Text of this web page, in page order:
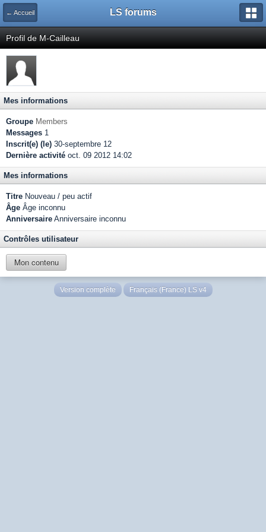
← Accueil LS forums
Profil de M-Cailleau
Mes informations
Groupe Members
Messages 1
Inscrit(e) (le) 30-septembre 12
Dernière activité oct. 09 2012 14:02
Mes informations
Titre Nouveau / peu actif
Âge Âge inconnu
Anniversaire Anniversaire inconnu
Contrôles utilisateur
Mon contenu
Version complète Français (France) LS v4